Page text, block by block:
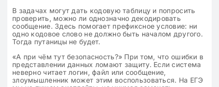
В задачах могут дать кодовую таблицу и попросить
проверить, можно ли однозначно декодировать
сообщение. Здесь помогает префиксное условие: ни
одно кодовое слово не должно быть началом другого.
Тогда путаницы не будет.
«А при чём тут безопасность?» При том, что ошибки в
представлении данных ломают защиту. Если система
неверно читает логин, файл или сообщение,
злоумышленник может этим воспользоваться. На ЕГЭ